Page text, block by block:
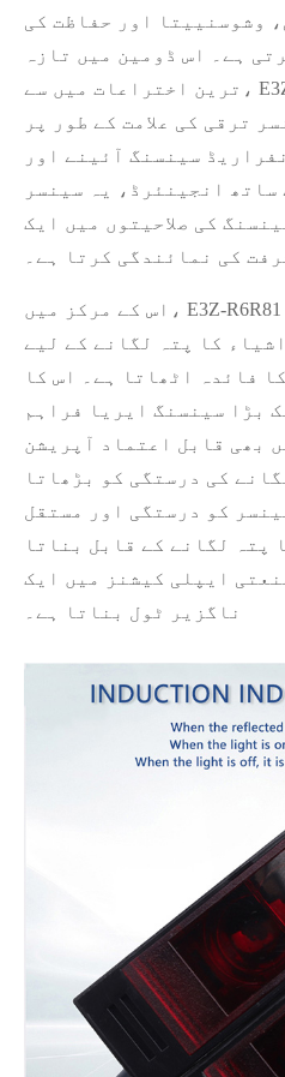
وشوسنییتا اور حفاظت کی
ہے۔ اس ڈومین میں تازہ
ترین اختراعات میں سے، E3Z-R6R81 ریفلیکٹیو
ترقی کی علامت کے طور پر
سینسنگ آئینے اور
انجینئرڈ، یہ سینسر
کی صلاحیتوں میں ایک
کی نمائندگی کرتا ہے۔
اس کے مرکز میں، E3Z-R6R81 سینسر روشنی کے
کا پتہ لگانے کے لیے
فائدہ اٹھاتا ہے۔ اس کا
بڑا سینسنگ ایریا فراہم
بھی قابل اعتماد آپریشن
کی درستگی کو بڑھاتا
کو درستگی اور مستقل
پتہ لگانے کے قابل بناتا
ایپلی کیشنز میں ایک
ناگزیر ٹول بناتا ہے۔